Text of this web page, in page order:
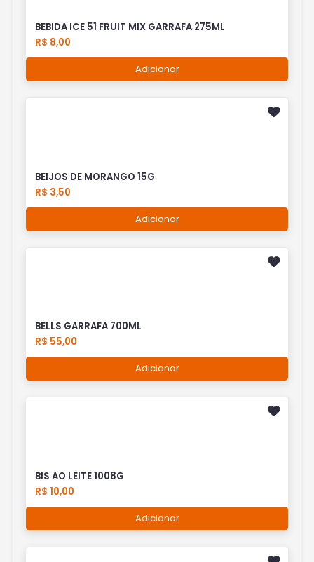
BEBIDA ICE 51 FRUIT MIX GARRAFA 275ML
R$ 8,00
Adicionar
BEIJOS DE MORANGO 15G
R$ 3,50
Adicionar
BELLS GARRAFA 700ML
R$ 55,00
Adicionar
BIS AO LEITE 1008G
R$ 10,00
Adicionar